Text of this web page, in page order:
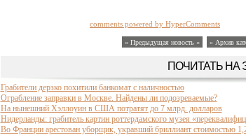
comments powered by HyperComments
« Предыдущая новость « » Архив
ПОЧИТАТЬ НА
Грабители дерзко похитили банкомат с наличностью
Ограбление заправки в Москве. Найдены ли подозреваемые?
На нынешний Хэллоуин в США потратят до 7 млрд. долларов
Нидерланды: грабитель картин роттердамского музея
Во Франции арестован уборщик, укравший бриллиант стоимостью